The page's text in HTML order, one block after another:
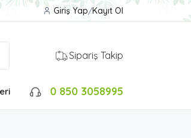
Giriş Yap/Kayıt Ol
Sipariş Takip
0 850 3058995